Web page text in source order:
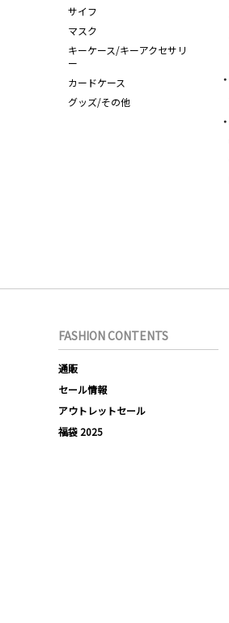
サイフ
マスク
キーケース/キーアクセサリ
ー
カードケース
グッズ/その他
FASHION CONTENTS
通販
セール情報
アウトレットセール
福袋 2025